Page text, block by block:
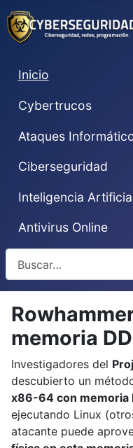
Inicio
Cybertrucos
Ataques
Ciberseguridad
Inteligencia
Antivirus Online
memoria
Investigadores del
descubierto un
x86-64 con memoria
ejecutando Linux
atacante puede